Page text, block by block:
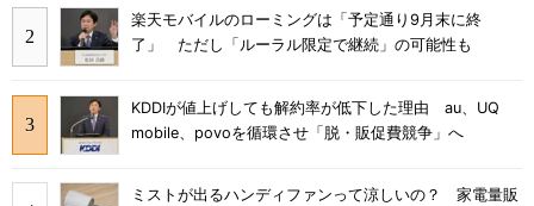
楽天モバイルのローミングは「予定通り9月末に終
了」 ただし「ルーラル限定で継続」の可能性も
KDDIが値上げしても解約率が低下した理由 au、UQ
mobile、povoを循環させ「脱・販促費競争」へ
ミストが出るハンディファンって涼しいの？ 家電量販